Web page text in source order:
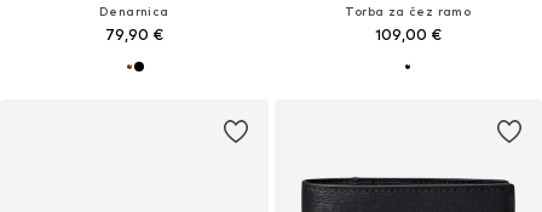
Denarnica
79,90 €
Torba za čez ramo
109,00 €